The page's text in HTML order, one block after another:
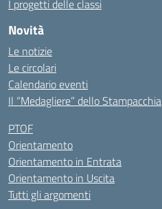
I progetti delle classi
Novità
Le notizie
Le circolari
Calendario eventi
Il “Medagliere” dello Stampacchia
PTOF
Orientamento
Orientamento in Entrata
Orientamento in Uscita
Tutti gli argomenti